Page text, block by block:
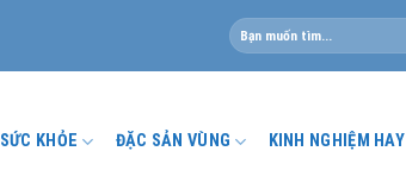
Tìm
kiếm:
SỨC KHỎE ĐẶC SẢN VÙNG KINH NGHIỆM HAY